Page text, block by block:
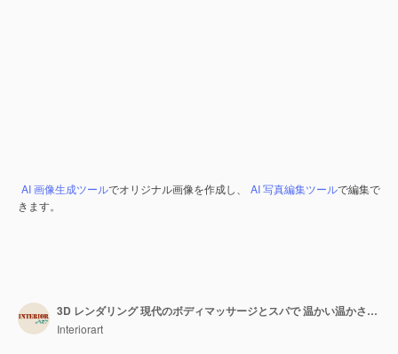
AI 画像生成ツールでオリジナル画像を作成し、 AI 写真編集ツールで編集で
きます。
3D レンダリング 現代のボディマッサージとスパで 温かい温かさを発揮しています
Interiorart